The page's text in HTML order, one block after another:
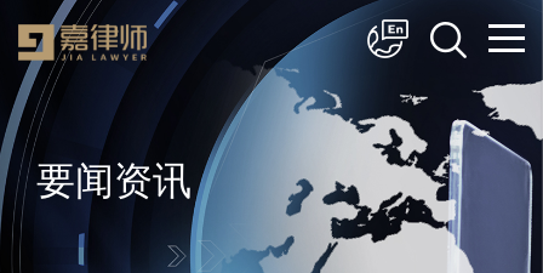
简体中文
English
要闻资讯